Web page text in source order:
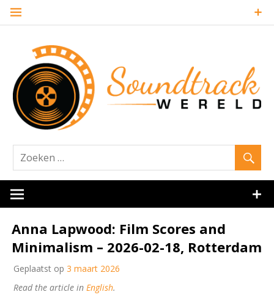
Naar
springen
Anna Lapwood: Film Scores and
Minimalism – 2026-02-18, Rotterdam
Geplaatst op 3 maart 2026
Read the article in English.